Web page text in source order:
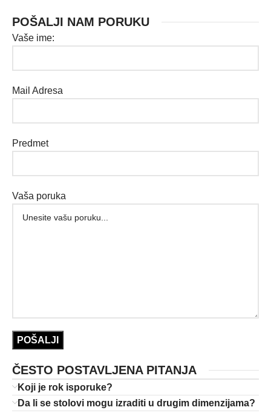
POŠALJI NAM PORUKU
Vaše ime:
Mail Adresa
Predmet
Vaša poruka
ČESTO POSTAVLJENA PITANJA
Koji je rok isporuke?
Da li se stolovi mogu izraditi u drugim dimenzijama?